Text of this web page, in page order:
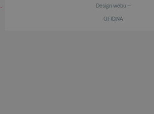
Design webu —
OFICINA